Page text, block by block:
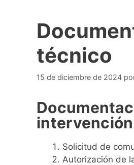
técnico
15 de diciembre de 2024
Solicitud de
Autorización de